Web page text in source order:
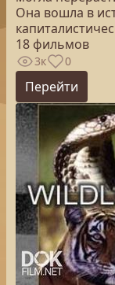
Она вошла в
18 фильмов
3к 0
Перейти